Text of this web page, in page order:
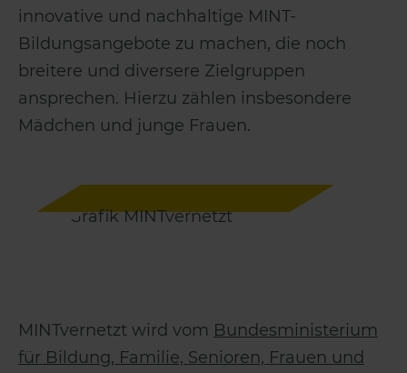
innovative und nachhaltige MINT-
Bildungsangebote zu machen, die noch
breitere und diversere Zielgruppen
ansprechen. Hierzu zählen insbesondere
Mädchen und junge Frauen.
MINTvernetzt wird vom Bundesministerium
für Bildung, Familie, Senioren, Frauen und